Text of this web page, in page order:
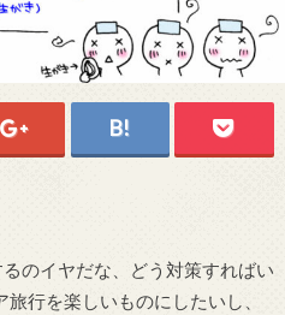
のイヤだな、どう対策すればい
行を楽しいものにしたいし、